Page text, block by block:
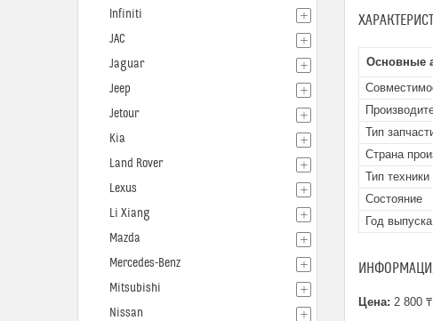
Основные
Тип
Страна
Тип техники
Состояние
Год
Цена: 2 800 ₸
Infiniti
JAC
Jaguar
Jeep
Jetour
Kia
Land Rover
Lexus
Li Xiang
Mazda
Mercedes-Benz
Mitsubishi
Nissan